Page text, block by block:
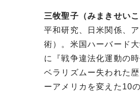
三牧聖子（みまきせい
平和研究、日米関係、
術）。米国ハーバード
に『戦争違法化運動の
ベラリズムー失われた
ーアメリカを変えた10